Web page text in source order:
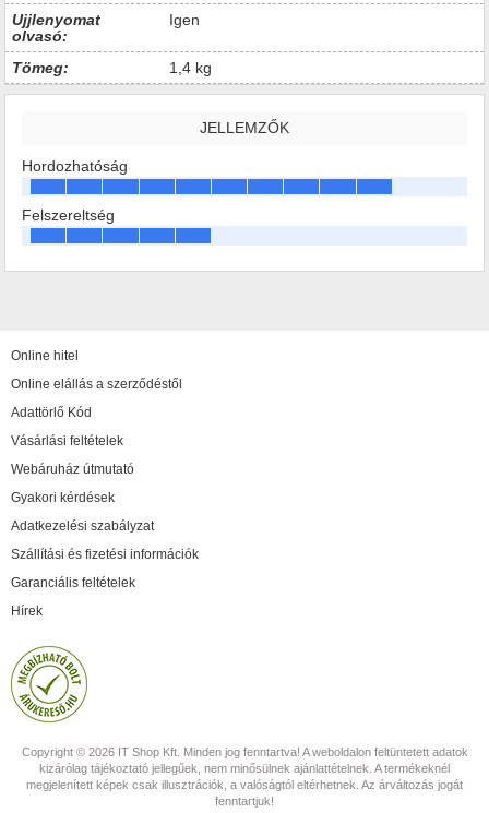
Ujjlenyomat
olvasó:
Igen
Tömeg: 1,4 kg
JELLEMZŐK
Hordozhatóság
Felszereltség
Online hitel
Online elállás a szerződéstől
Adattörlő Kód
Vásárlási feltételek
Webáruház útmutató
Gyakori kérdések
Adatkezelési szabályzat
Szállítási és fizetési információk
Garanciális feltételek
Hírek
Copyright © 2026 IT Shop Kft. Minden jog fenntartva! A weboldalon feltüntetett adatok
kizárólag tájékoztató jellegűek, nem minősülnek ajánlattételnek. A termékeknél
megjelenített képek csak illusztrációk, a valóságtól eltérhetnek. Az árváltozás jogát
fenntartjuk!